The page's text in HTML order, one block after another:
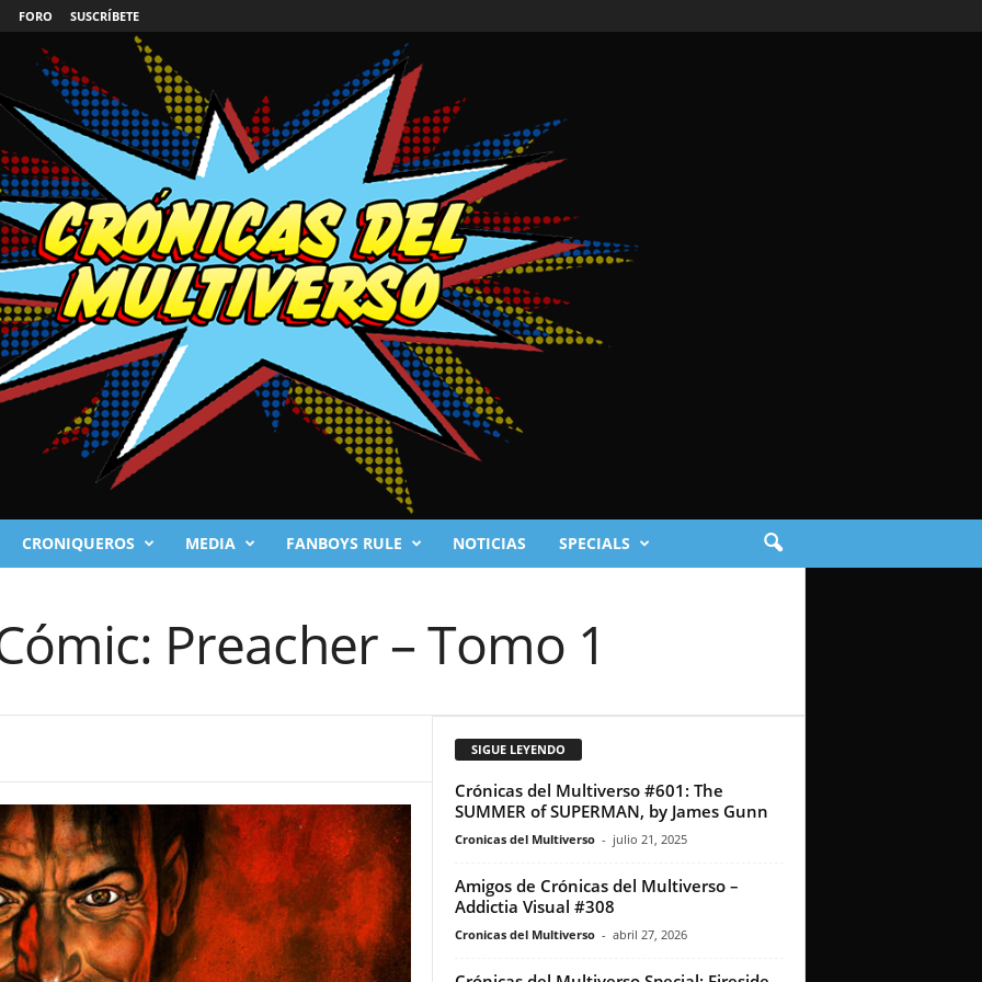
FORO SUSCRÍBETE
CRONIQUEROS MEDIA FANBOYS RULE NOTICIAS SPECIALS
Preacher – Tomo 1
SIGUE LEYENDO
Crónicas del Multiverso #601: The
SUMMER of SUPERMAN, by James Gunn
Cronicas del Multiverso - julio 21, 2025
Amigos de Crónicas del Multiverso –
Addictia Visual #308
Cronicas del Multiverso - abril 27, 2026